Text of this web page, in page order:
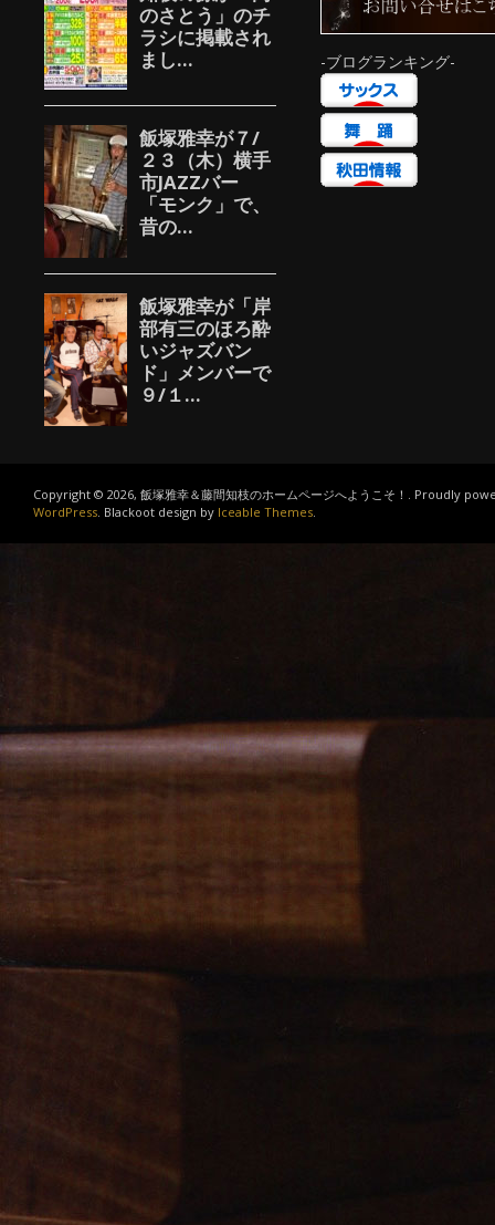
-ブログランキング-
Copyright © 2026, 飯塚雅幸＆藤間知枝のホームページへようこそ！. Proudly
WordPress . Blackoot design by Iceable Themes